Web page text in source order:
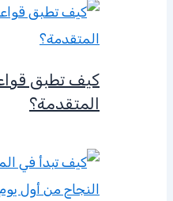
كيف تطبق
المتقدمة؟